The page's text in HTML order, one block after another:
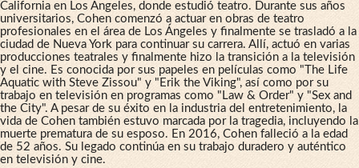
California en Los Ángeles, donde estudió teatro. Durante sus años
universitarios, Cohen comenzó a actuar en obras de teatro
profesionales en el área de Los Ángeles y finalmente se trasladó a la
ciudad de Nueva York para continuar su carrera. Allí, actuó en varias
producciones teatrales y finalmente hizo la transición a la televisión
y el cine. Es conocida por sus papeles en películas como "The Life
Aquatic with Steve Zissou" y "Erik the Viking", así como por su
trabajo en televisión en programas como "Law & Order" y "Sex and
the City". A pesar de su éxito en la industria del entretenimiento, la
vida de Cohen también estuvo marcada por la tragedia, incluyendo la
muerte prematura de su esposo. En 2016, Cohen falleció a la edad
de 52 años. Su legado continúa en su trabajo duradero y auténtico
en televisión y cine.